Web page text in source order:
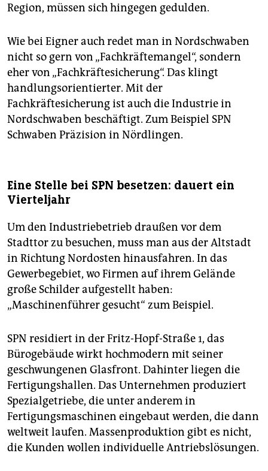
Region, müssen sich hingegen gedulden.
Wie bei Eigner auch redet man in Nordschwaben
nicht so gern von „Fachkräftemangel“, sondern
eher von „Fachkräftesicherung“. Das klingt
handlungsorientierter. Mit der
Fachkräftesicherung ist auch die Industrie in
Nordschwaben beschäftigt. Zum Beispiel SPN
Schwaben Präzision in Nördlingen.
Eine Stelle bei SPN besetzen: dauert ein
Vierteljahr
Um den Industriebetrieb draußen vor dem
Stadttor zu besuchen, muss man aus der Altstadt
in Richtung Nordosten hinausfahren. In das
Gewerbegebiet, wo Firmen auf ihrem Gelände
große Schilder aufgestellt haben:
„Maschinenführer gesucht“ zum Beispiel.
SPN residiert in der Fritz-Hopf-Straße 1, das
Bürogebäude wirkt hochmodern mit seiner
geschwungenen Glasfront. Dahinter liegen die
Fertigungshallen. Das Unternehmen produziert
Spezialgetriebe, die unter anderem in
Fertigungsmaschinen eingebaut werden, die dann
weltweit laufen. Massenproduktion gibt es nicht,
die Kunden wollen individuelle Antriebslösungen.